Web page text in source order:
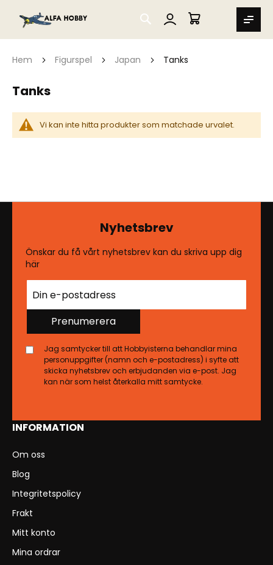
SEARCH
MIN VARUKORG
Hem Figurspel Japan Tanks
Tanks
Vi kan inte hitta produkter som matchade urvalet.
INFORMATION
Om oss
Blog
Integritetspolicy
Frakt
Mitt konto
Mina ordrar
Nyhetsbrev
Önskar du få vårt nyhetsbrev kan du skriva upp dig
här
Prenumerera
Jag samtycker till att Hobbyisterna behandlar mina
personuppgifter (namn och e-postadress) i syfte att
skicka nyhetsbrev och erbjudanden via e-post. Jag
kan när som helst återkalla mitt samtycke.